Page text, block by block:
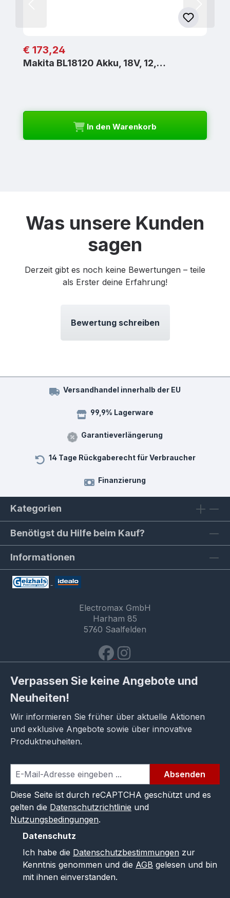
Regulärer Preis:
€ 173,24
Makita BL18120 Akku, 18V, 12,…
In den Warenkorb
Was unsere Kunden
sagen
Derzeit gibt es noch keine Bewertungen – teile
als Erster deine Erfahrung!
Bewertung schreiben
Versandhandel innerhalb der EU
99,9% Lagerware
Garantieverlängerung
14 Tage Rückgaberecht für Verbraucher
Finanzierung
Kategorien
Benötigst du Hilfe beim Kauf?
Informationen
Electromax GmbH
Harham 85
5760 Saalfelden
Verpassen Sie keine Angebote und
Neuheiten!
Wir informieren Sie früher über aktuelle Aktionen
und exklusive Angebote sowie über innovative
Produktneuheiten.
Absenden
Diese Seite ist durch reCAPTCHA geschützt und es
gelten die Datenschutzrichtlinie und
Nutzungsbedingungen.
Datenschutz
Ich habe die Datenschutzbestimmungen zur
Kenntnis genommen und die AGB gelesen und bin
mit ihnen einverstanden.